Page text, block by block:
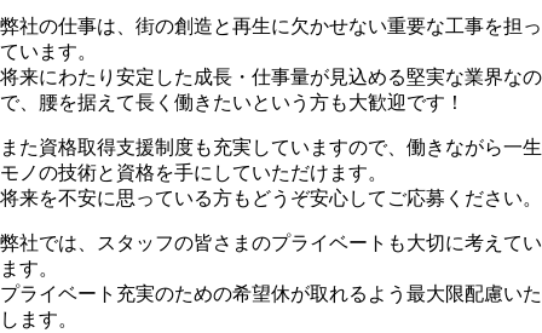
弊社の仕事は、街の創造と再生に欠かせない重要な工事を担っ
ています。
将来にわたり安定した成長・仕事量が見込める堅実な業界なの
で、腰を据えて長く働きたいという方も大歓迎です！
また資格取得支援制度も充実していますので、働きながら一生
モノの技術と資格を手にしていただけます。
将来を不安に思っている方もどうぞ安心してご応募ください。
弊社では、スタッフの皆さまのプライベートも大切に考えてい
ます。
プライベート充実のための希望休が取れるよう最大限配慮いた
します。